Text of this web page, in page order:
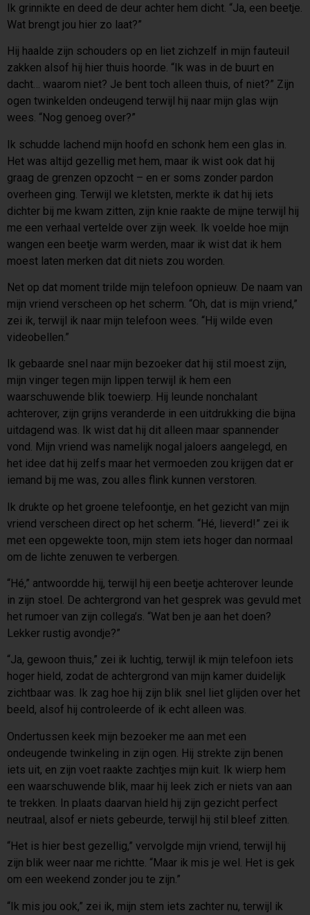
Ik grinnikte en deed de deur achter hem dicht. “Ja, een beetje.
Wat brengt jou hier zo laat?”
Hij haalde zijn schouders op en liet zichzelf in mijn fauteuil
zakken alsof hij hier thuis hoorde. “Ik was in de buurt en
dacht… waarom niet? Je bent toch alleen thuis, of niet?” Zijn
ogen twinkelden ondeugend terwijl hij naar mijn glas wijn
wees. “Nog genoeg over?”
Ik schudde lachend mijn hoofd en schonk hem een glas in.
Het was altijd gezellig met hem, maar ik wist ook dat hij
graag de grenzen opzocht – en er soms zonder pardon
overheen ging. Terwijl we kletsten, merkte ik dat hij iets
dichter bij me kwam zitten, zijn knie raakte de mijne terwijl hij
me een verhaal vertelde over zijn week. Ik voelde hoe mijn
wangen een beetje warm werden, maar ik wist dat ik hem
moest laten merken dat dit niets zou worden.
Net op dat moment trilde mijn telefoon opnieuw. De naam van
mijn vriend verscheen op het scherm. “Oh, dat is mijn vriend,”
zei ik, terwijl ik naar mijn telefoon wees. “Hij wilde even
videobellen.”
Ik gebaarde snel naar mijn bezoeker dat hij stil moest zijn,
mijn vinger tegen mijn lippen terwijl ik hem een
waarschuwende blik toewierp. Hij leunde nonchalant
achterover, zijn grijns veranderde in een uitdrukking die bijna
uitdagend was. Ik wist dat hij dit alleen maar spannender
vond. Mijn vriend was namelijk nogal jaloers aangelegd, en
het idee dat hij zelfs maar het vermoeden zou krijgen dat er
iemand bij me was, zou alles flink kunnen verstoren.
Ik drukte op het groene telefoontje, en het gezicht van mijn
vriend verscheen direct op het scherm. “Hé, lieverd!” zei ik
met een opgewekte toon, mijn stem iets hoger dan normaal
om de lichte zenuwen te verbergen.
“Hé,” antwoordde hij, terwijl hij een beetje achterover leunde
in zijn stoel. De achtergrond van het gesprek was gevuld met
het rumoer van zijn collega’s. “Wat ben je aan het doen?
Lekker rustig avondje?”
“Ja, gewoon thuis,” zei ik luchtig, terwijl ik mijn telefoon iets
hoger hield, zodat de achtergrond van mijn kamer duidelijk
zichtbaar was. Ik zag hoe hij zijn blik snel liet glijden over het
beeld, alsof hij controleerde of ik echt alleen was.
Ondertussen keek mijn bezoeker me aan met een
ondeugende twinkeling in zijn ogen. Hij strekte zijn benen
iets uit, en zijn voet raakte zachtjes mijn kuit. Ik wierp hem
een waarschuwende blik, maar hij leek zich er niets van aan
te trekken. In plaats daarvan hield hij zijn gezicht perfect
neutraal, alsof er niets gebeurde, terwijl hij stil bleef zitten.
“Het is hier best gezellig,” vervolgde mijn vriend, terwijl hij
zijn blik weer naar me richtte. “Maar ik mis je wel. Het is gek
om een weekend zonder jou te zijn.”
“Ik mis jou ook,” zei ik, mijn stem iets zachter nu, terwijl ik